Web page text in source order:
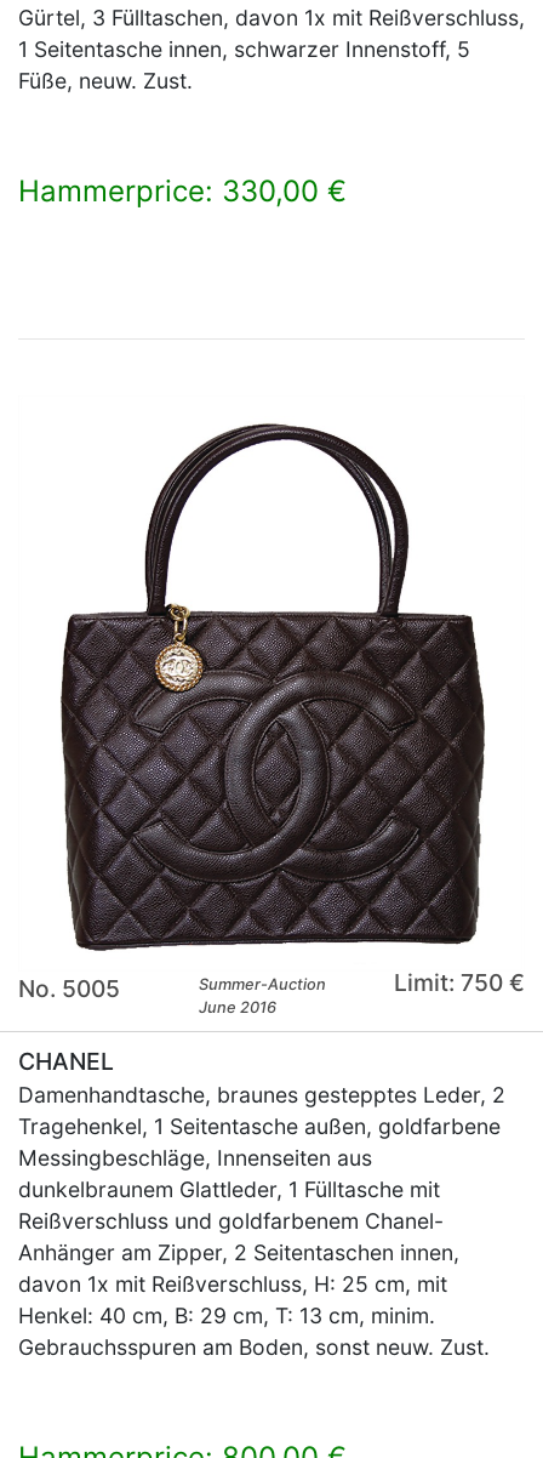
Gürtel, 3 Fülltaschen, davon 1x mit Reißverschluss,
1 Seitentasche innen, schwarzer Innenstoff, 5
Füße, neuw. Zust.
Hammerprice: 330,00 €
No. 5005
Summer-Auction
June 2016
Limit: 750 €
CHANEL
Damenhandtasche, braunes gestepptes Leder, 2
Tragehenkel, 1 Seitentasche außen, goldfarbene
Messingbeschläge, Innenseiten aus
dunkelbraunem Glattleder, 1 Fülltasche mit
Reißverschluss und goldfarbenem Chanel-
Anhänger am Zipper, 2 Seitentaschen innen,
davon 1x mit Reißverschluss, H: 25 cm, mit
Henkel: 40 cm, B: 29 cm, T: 13 cm, minim.
Gebrauchsspuren am Boden, sonst neuw. Zust.